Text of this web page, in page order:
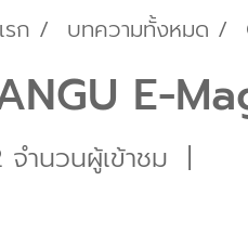
รก บทความทั้งหมด
E-
จำนวนผู้เข้าชม |